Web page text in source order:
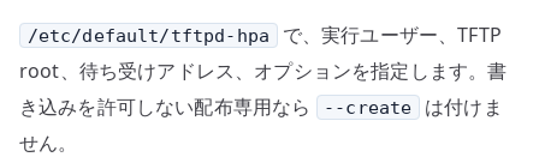
/etc/default/tftpd-hpa
で、実行ユーザー、TFTP
root、待ち受けアドレス、オプションを指定します。書
き込みを許可しない配布専用なら
--create
は付けま
せん。